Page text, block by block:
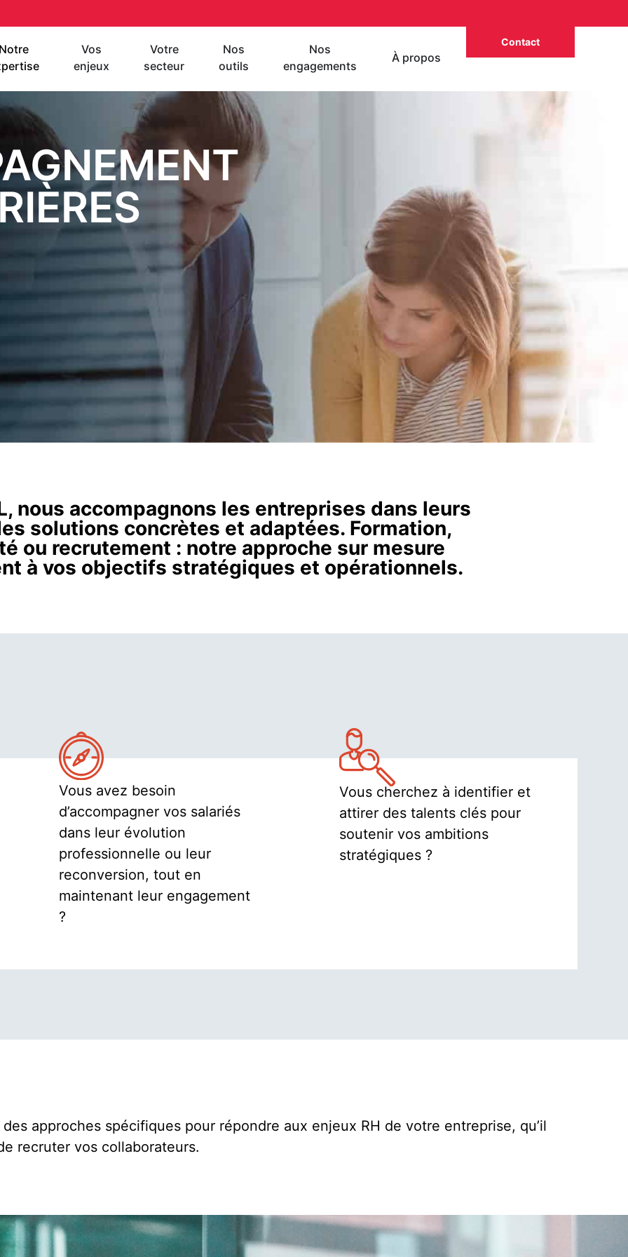
Vos
enjeux
Votre
secteur
Nos
outils
Nos
engagements
À propos
Contact
nous accompagnons les entreprises dans leurs
solutions concrètes et adaptées. Formation,
ou recrutement : notre approche sur mesure
à vos objectifs stratégiques et opérationnels.
Vous avez besoin
d’accompagner vos salariés
dans leur évolution
professionnelle ou leur
reconversion, tout en
maintenant leur engagement
?
Vous cherchez à identifier et
attirer des talents clés pour
soutenir vos ambitions
stratégiques ?
approches spécifiques pour répondre aux enjeux RH de votre entreprise, qu’il
recruter vos collaborateurs.